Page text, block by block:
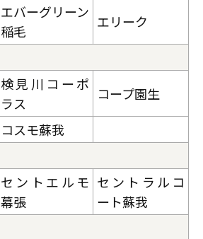
エバーグリーン
稲毛
エリーク
検見川コーポ
ラス
コープ園生
コスモ蘇我
セントエルモ
幕張
セントラルコ
ート蘇我